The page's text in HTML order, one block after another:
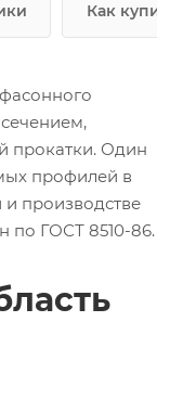
Как купить
прокатки. Один
профилей в
и производстве
по ГОСТ 8510-86.